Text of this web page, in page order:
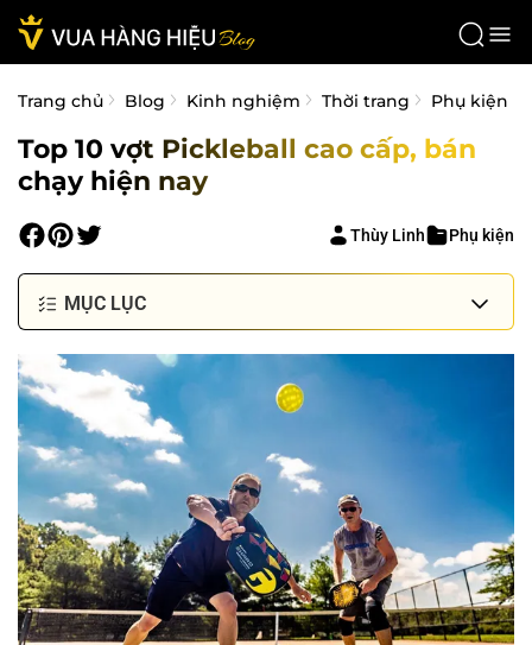
Trang chủ Blog Kinh nghiệm Thời trang Phụ kiện
Top 10 vợt Pickleball cao cấp, bán
chạy hiện nay
Thùy Linh Phụ kiện
MỤC LỤC
Tầm quan trọng của việc chọn vợt Pickleball cho
người mới
Cách chọn vợt Pickleball phù hợp
Top 10 vợt Pickleball cao cấp, bán chạy
Vợt Pickleball Radius CGS 16 Paddle
Vợt Pickleball Adidas Essnova Carbon Attack
Pickleball Paddle
Vợt Pickleball Engage Pickleball Pursuit Pro Mx
Raw T700 Carbon Fiber